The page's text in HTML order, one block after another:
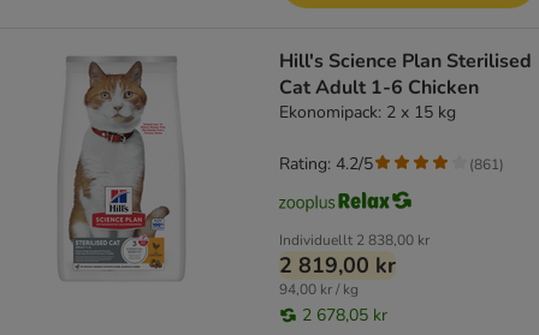
Hill's Science Plan Sterilised
Cat Adult 1-6 Chicken
Ekonomipack: 2 x 15 kg
Individuellt 2 838,00 kr
2 819,00 kr
94,00 kr / kg
2 678,05 kr
Rating: 4.2/5 (861)